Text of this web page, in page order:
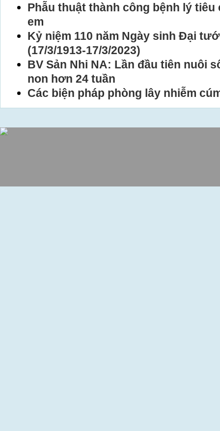
Phẫu thuật thành công bệnh lý
em
Kỷ niệm 110 năm Ngày sinh Đại
(17/3/1913-17/3/2023)
BV Sản Nhi NA: Lần đầu tiên nuôi
non hơn 24 tuần
Các biện pháp phòng lây nhiễm